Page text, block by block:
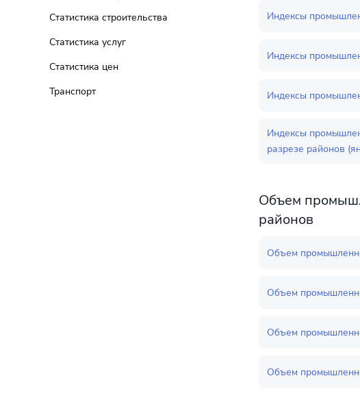
Статистика строительства
Статистика услуг
Статистика цен
Транспорт
Индексы
Индексы
Индексы
Индексы
разрезе районов
Объем
районов
Объем
Объем
Объем
Объем